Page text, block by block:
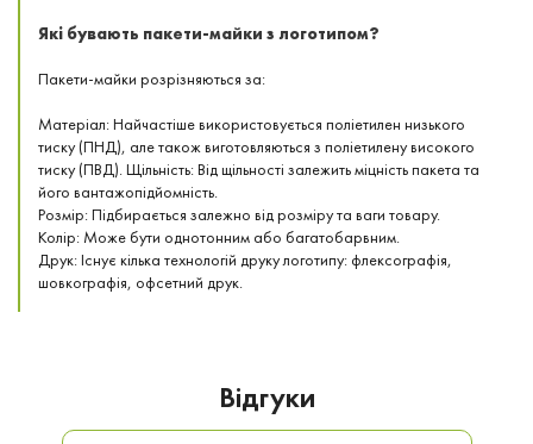
Які бувають пакети-майки з логотипом?
Пакети-майки розрізняються за:
Матеріал: Найчастіше використовується поліетилен низького
тиску (ПНД), але також виготовляються з поліетилену високого
тиску (ПВД). Щільність: Від щільності залежить міцність пакета та
його вантажопідйомність.
Розмір: Підбирається залежно від розміру та ваги товару.
Колір: Може бути однотонним або багатобарвним.
Друк: Існує кілька технологій друку логотипу: флексографія,
шовкографія, офсетний друк.
Відгуки